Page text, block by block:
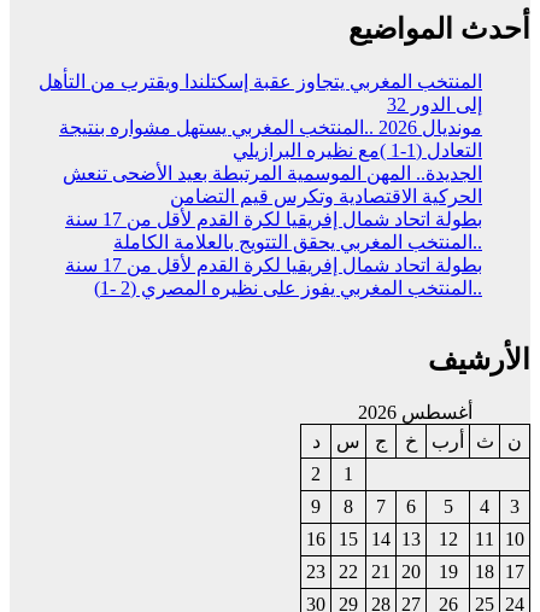
أحدث المواضيع
المنتخب المغربي يتجاوز عقبة إسكتلندا ويقترب من التأهل
إلى الدور 32
مونديال 2026 ..المنتخب المغربي يستهل مشواره بنتيجة
التعادل (1-1 )مع نظيره البرازيلي
الجديدة.. المهن الموسمية المرتبطة بعيد الأضحى تنعش
الحركية الاقتصادية وتكرس قيم التضامن
بطولة اتحاد شمال إفريقيا لكرة القدم لأقل من 17 سنة
..المنتخب المغربي يحقق التتويج بالعلامة الكاملة
بطولة اتحاد شمال إفريقيا لكرة القدم لأقل من 17 سنة
..المنتخب المغربي يفوز على نظيره المصري (2 -1)
الأرشيف
أغسطس 2026
ن
ث أرب خ ج س
د
1
2
3
4
5
6
7
8
9
10
11
12
13
14
15
16
17
18
19
20
21
22
23
24
25
26
27
28
29
30